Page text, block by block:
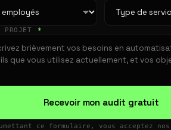
PROJET *
Recevoir mon audit gratuit
ce formulaire, vous acceptez nos